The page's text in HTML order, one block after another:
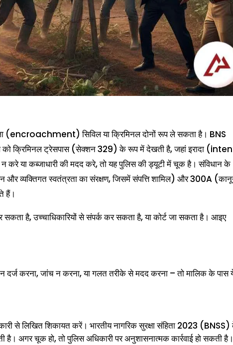
(encroachment) सिविल या क्रिमिनल दोनों रूप ले सकता है। BNS
क्रिमिनल ट्रेसपास (सेक्शन 329) के रूप में देखती है, जहां इरादा
करे या कब्जाधारी की मदद करे, तो यह पुलिस की ड्यूटी में चूक है। संविधान के
व्यक्तिगत स्वतंत्रता का संरक्षण, जिसमें संपत्ति शामिल) और 300A
हैं।
है, उच्चाधिकारियों से संपर्क कर सकता है, या कोर्ट जा सकता है। आइए
दर्ज करना, जांच न करना, या गलत तरीके से मदद करना – तो मालिक के पास
से लिखित शिकायत करें। भारतीय नागरिक सुरक्षा संहिता 2023
अगर चूक हो, तो पुलिस अधिकारी पर अनुशासनात्मक कार्रवाई हो सकती है।